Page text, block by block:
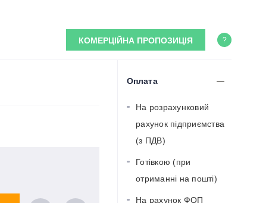
КОМЕРЦІЙНА ПРОПОЗИЦІЯ ?
Оплата
На розрахунковий
рахунок підприємства
(з ПДВ)
Готівкою (при
отриманні на пошті)
На рахунок ФОП